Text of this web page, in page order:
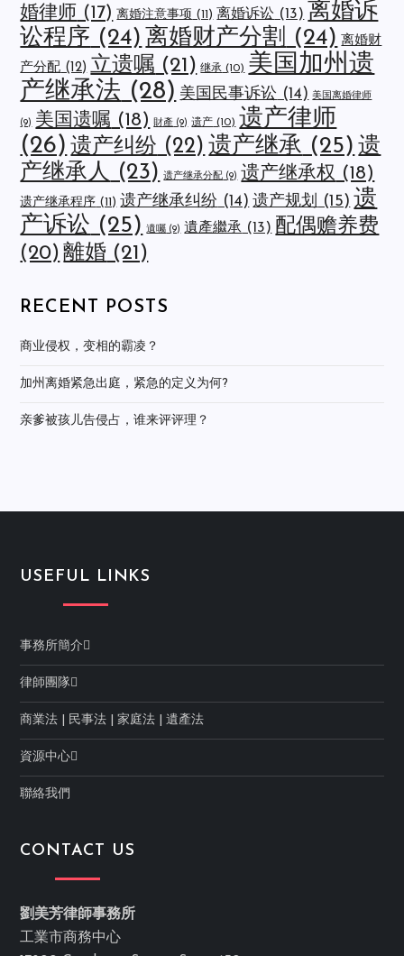
婚律师 (17) 离婚注意事项 (11) 离婚诉讼 (13) 离婚诉
讼程序 (24) 离婚财产分割 (24) 离婚财
产分配 (12) 立遗嘱 (21) 继承 (10) 美国加州遗
产继承法 (28) 美国民事诉讼 (14) 美国离婚律师
(9) 美国遗嘱 (18) 財產 (9) 遗产 (10) 遗产律师
(26) 遗产纠纷 (22) 遗产继承 (25) 遗
产继承人 (23) 遗产继承分配 (9) 遗产继承权 (18)
遗产继承程序 (11) 遗产继承纠纷 (14) 遗产规划 (15) 遗
产诉讼 (25) 遺囑 (9) 遺產繼承 (13) 配偶赡养费
(20) 離婚 (21)
RECENT POSTS
商业侵权，变相的霸凌？
加州离婚紧急出庭，紧急的定义为何?
亲爹被孩儿告侵占，谁来评评理？
USEFUL LINKS
事務所簡介
律師團隊
商業法 民事法 |家庭法 |遺產法
資源中心
聯絡我們
CONTACT US
劉美芳律師事務所
工業市商務中心